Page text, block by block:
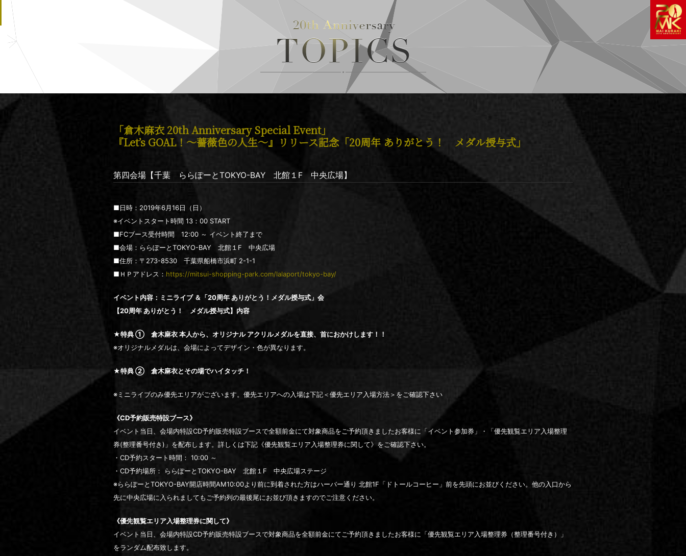
「倉木麻衣 20th Anniversary Special Event」
『Let’s GOAL！～薔薇色の人生～』リリース記念「20周年 ありがとう！ メダル授与式」
第四会場【千葉 ららぽーとTOKYO-BAY 北館１F 中央広場】
■日時：2019年6月16日（日）
※イベントスタート時間 13：00 START
■FCブース受付時間 12:00 ～ イベント終了まで
■会場：ららぽーとTOKYO-BAY 北館１F 中央広場
■住所：〒273-8530 千葉県船橋市浜町 2-1-1
■ＨＰアドレス： https://mitsui-shopping-park.com/lalaport/tokyo-bay/
イベント内容：ミニライブ ＆「20周年 ありがとう！メダル授与式」会
【20周年 ありがとう！ メダル授与式】内容
★特典 ① 倉木麻衣 本人から、オリジナル アクリルメダルを直接、首におかけします！！
※オリジナルメダルは、会場によってデザイン・色が異なります。
★特典 ② 倉木麻衣とその場でハイタッチ！
※ミニライブのみ優先エリアがございます。優先エリアへの入場は下記＜優先エリア入場方法＞をご確認下さい
《CD予約販売特設ブース》
イベント当日、会場内特設CD予約販売特設ブースで全額前金にて対象商品をご予約頂きましたお客様に「イベント参加券」・「優先観覧エリア入場整理
券(整理番号付き)」を配布します。詳しくは下記《優先観覧エリア入場整理券に関して》をご確認下さい。
・CD予約スタート時間： 10:00 ～
・CD予約場所： ららぽーとTOKYO-BAY 北館１F 中央広場ステージ
※ららぽーとTOKYO-BAY開店時間AM10:00より前に到着された方はハーバー通り 北館1F「ドトールコーヒー」前を先頭にお並びください。他の入口から
先に中央広場に入られましてもご予約列の最後尾にお並び頂きますのでご注意ください。
《優先観覧エリア入場整理券に関して》
イベント当日、会場内特設CD予約販売特設ブースで対象商品を全額前金にてご予約頂きましたお客様に「優先観覧エリア入場整理券（整理番号付き）」
をランダム配布致します。